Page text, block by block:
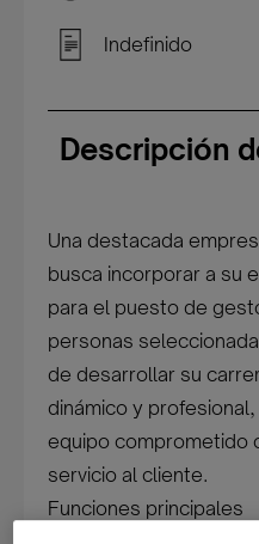
Indefinido
Descripción
Una destacada
busca incorporar a su
para el puesto de
personas
de desarrollar su
dinámico y
equipo comprometido
servicio al cliente.
Funciones principales